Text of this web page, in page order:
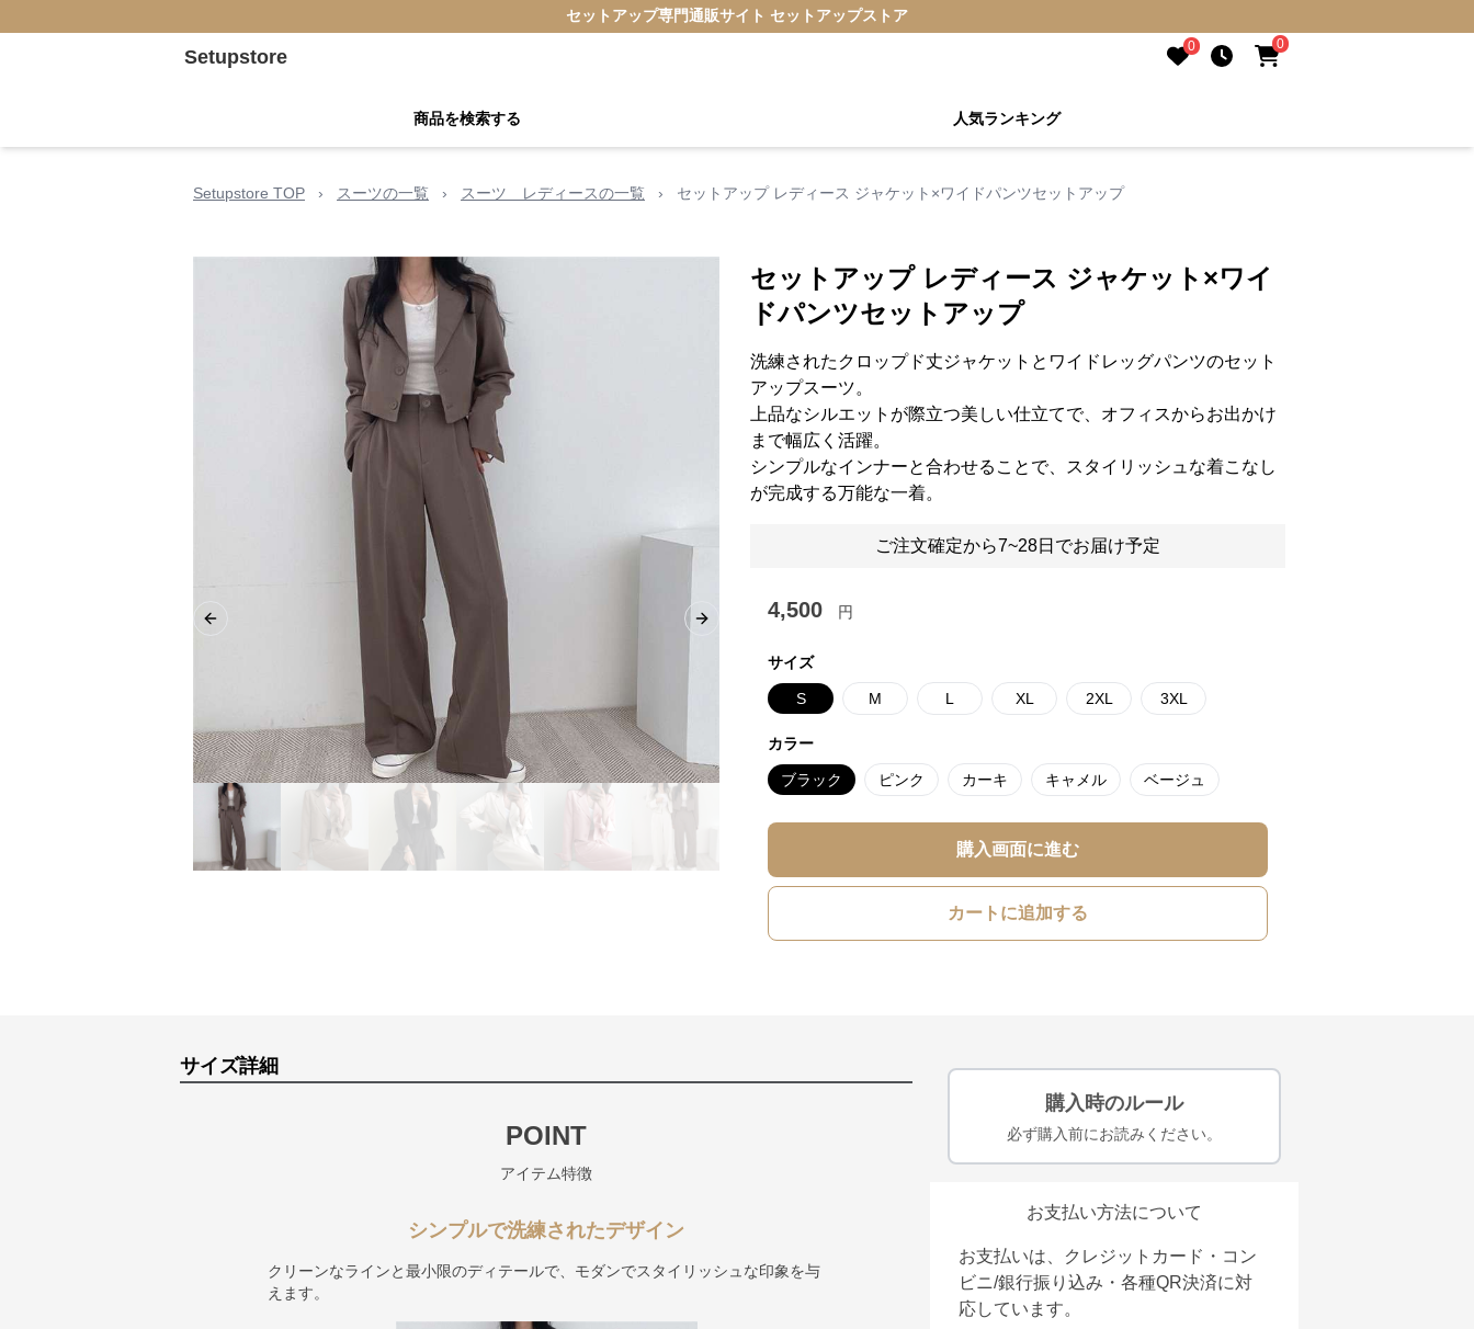
セットアップ専門通販サイト セットアップストア
Setupstore 0 0
商品を検索する 人気ランキング
Setupstore TOP › スーツの一覧 › スーツ レディースの一覧 › セットアップ レディース ジャケット×ワイドパンツセットアップ
Previous slide Next slide
セットアップ レディース ジャケット×ワイ
ドパンツセットアップ
洗練されたクロップド丈ジャケットとワイドレッグパンツのセット
アップスーツ。
上品なシルエットが際立つ美しい仕立てで、オフィスからお出かけ
まで幅広く活躍。
シンプルなインナーと合わせることで、スタイリッシュな着こなし
が完成する万能な一着。
ご注文確定から7~28日でお届け予定
4,500 円
サイズ
S M L XL 2XL 3XL
カラー
ブラック ピンク カーキ キャメル ベージュ
購入画面に進む
カートに追加する
サイズ詳細
POINT
アイテム特徴
シンプルで洗練されたデザイン
クリーンなラインと最小限のディテールで、モダンでスタイリッシュな印象を与
えます。
購入時のルール
必ず購入前にお読みください。
お支払い方法について
お支払いは、クレジットカード・コン
ビニ/銀行振り込み・各種QR決済に対
応しています。